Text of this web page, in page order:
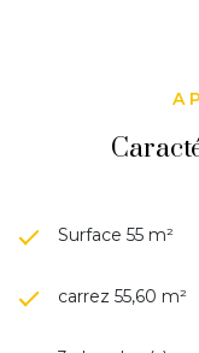
A
Surface 55 m²
carrez 55,60 m²